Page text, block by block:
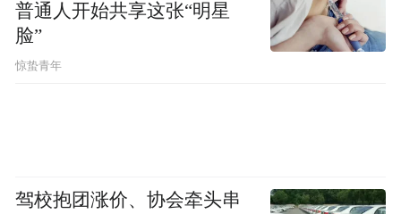
“特别声明：以上作品内容(包括在内的视频、图片或音
频)为凤凰网旗下自媒体平台“大风号”用户上传并发
布，本平台仅提供信息存储空间服务。
普通人开始共享这张“明星
脸”
惊蛰青年
驾校抱团涨价、协会牵头串